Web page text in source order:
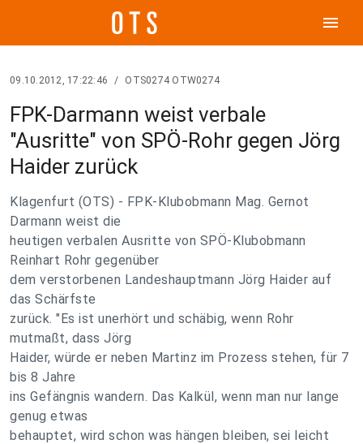
menu
09.10.2012, 17:22:46 / OTS0274 OTW0274
FPK-Darmann weist verbale
"Ausritte" von SPÖ-Rohr gegen Jörg
Haider zurück
Klagenfurt (OTS) - FPK-Klubobmann Mag. Gernot
Darmann weist die
heutigen verbalen Ausritte von SPÖ-Klubobmann
Reinhart Rohr gegenüber
dem verstorbenen Landeshauptmann Jörg Haider auf
das Schärfste
zurück. "Es ist unerhört und schäbig, wenn Rohr
mutmaßt, dass Jörg
Haider, würde er neben Martinz im Prozess stehen, für 7
bis 8 Jahre
ins Gefängnis wandern. Das Kalkül, wenn man nur lange
genug etwas
behauptet, wird schon was hängen bleiben, sei leicht